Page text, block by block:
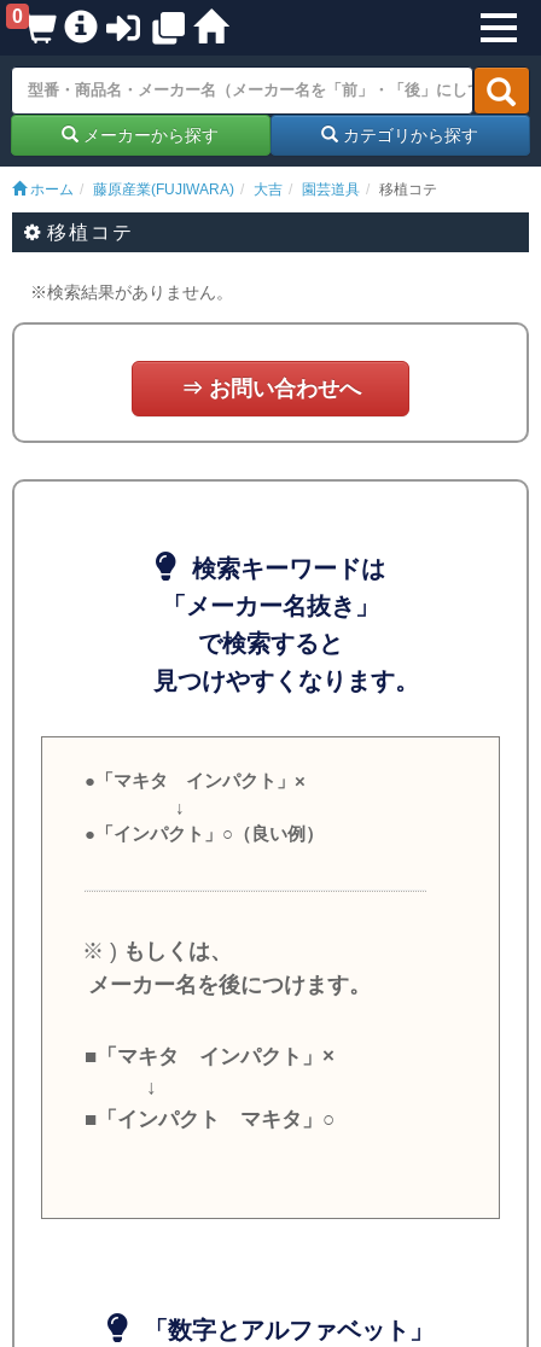
0
メーカーから探す カテゴリから探す
ホーム 藤原産業(FUJIWARA) 大吉 園芸道具 移植コテ
移植コテ
※検索結果がありません。
⇒ お問い合わせへ
検索キーワードは
「メーカー名抜き」
で検索すると
見つけやすくなります。
●「マキタ インパクト」×
↓
●「インパクト」○（良い例）
※ ) もしくは、
メーカー名を後につけます。
■「マキタ インパクト」×
↓
■「インパクト マキタ」○
「数字とアルファベット」